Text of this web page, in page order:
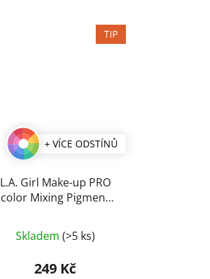
TIP
+ VÍCE ODSTÍNŮ
L.A. Girl Make-up PRO
color Mixing Pigment
hodnocení
produktu
Skladem (>5 ks)
249 Kč